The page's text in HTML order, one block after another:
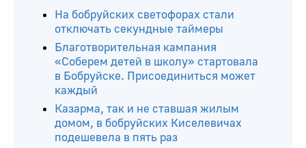
На бобруйских светофорах стали
отключать секундные таймеры
Благотворительная кампания
«Соберем детей в школу» стартовала
в Бобруйске. Присоединиться может
каждый
Казарма, так и не ставшая жилым
домом, в бобруйских Киселевичах
подешевела в пять раз